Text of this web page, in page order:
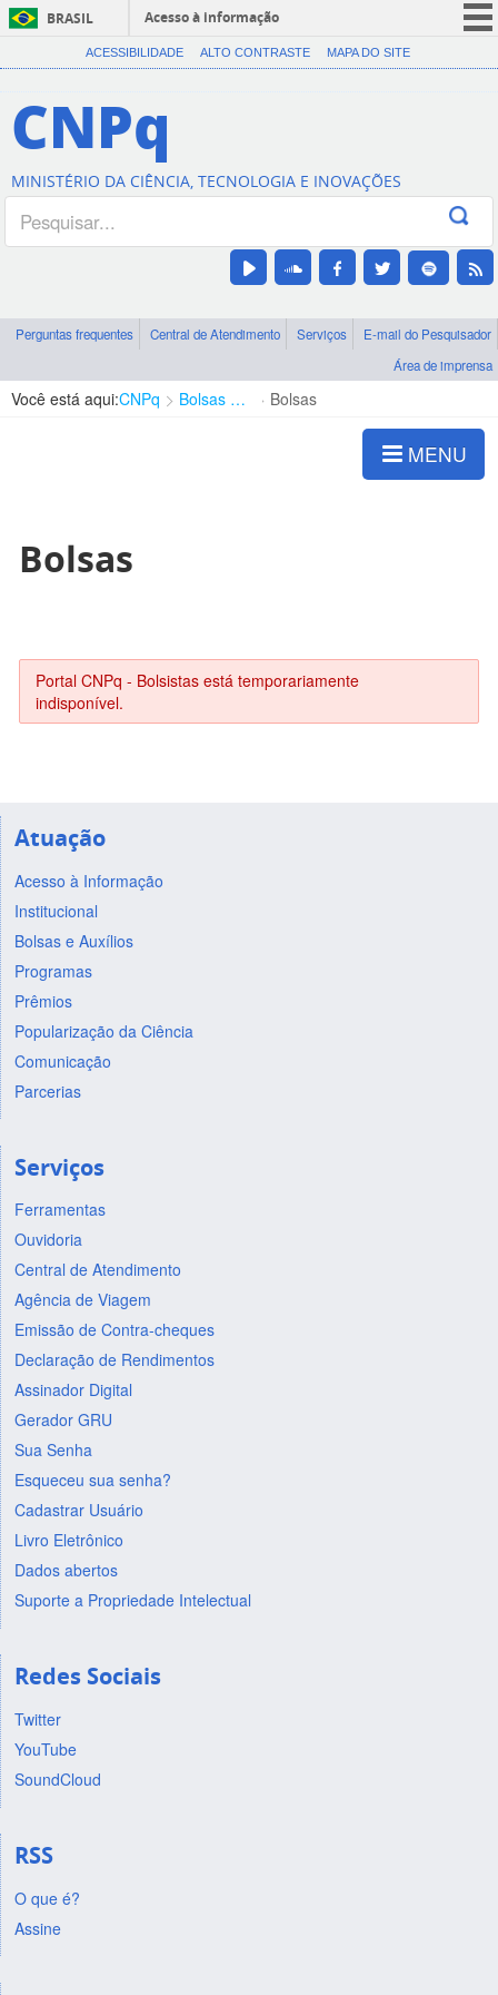
BRASIL
Acesso à informação
CORONAVÍRUS (COVID-19)
Canais
ACESSIBILIDADE ALTO CONTRASTE MAPA DO SITE
CNPq
MINISTÉRIO DA CIÊNCIA, TECNOLOGIA E INOVAÇÕES
Perguntas frequentes Central de Atendimento Serviços
E-mail do Pesquisador
Área de imprensa
Você está aqui:CNPq Bolsas e Auxílios Vigentes Bolsas
MENU
Bolsas
Portal CNPq - Bolsistas está temporariamente
indisponível.
Atuação
Acesso à Informação
Institucional
Bolsas e Auxílios
Programas
Prêmios
Popularização da Ciência
Comunicação
Parcerias
Serviços
Ferramentas
Ouvidoria
Central de Atendimento
Agência de Viagem
Emissão de Contra-cheques
Declaração de Rendimentos
Assinador Digital
Gerador GRU
Sua Senha
Esqueceu sua senha?
Cadastrar Usuário
Livro Eletrônico
Dados abertos
Suporte a Propriedade Intelectual
Redes Sociais
Twitter
YouTube
SoundCloud
RSS
O que é?
Assine